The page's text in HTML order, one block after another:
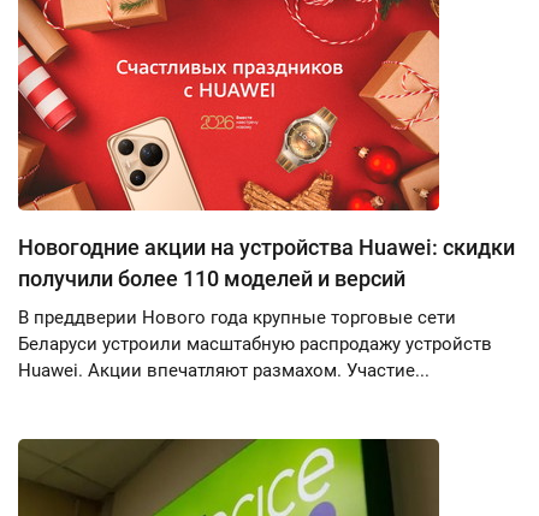
Новогодние акции на устройства Huawei: скидки
получили более 110 моделей и версий
В преддверии Нового года крупные торговые сети
Беларуси устроили масштабную распродажу устройств
Huawei. Акции впечатляют размахом. Участие...